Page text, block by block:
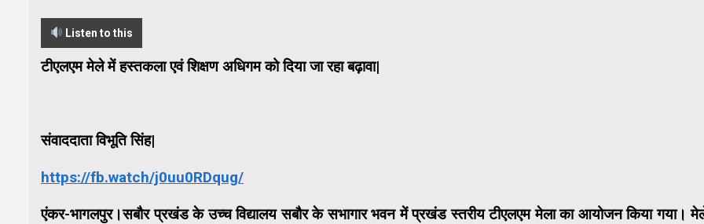
Listen to this
टीएलएम मेले में हस्तकला एवं शिक्षण अधिगम को दिया जा रहा बढ़ावा|
संवाददाता विभूति सिंह|
https://fb.watch/j0uu0RDqug/
एंकर-भागलपुर।सबौर प्रखंड के उच्च विद्यालय सबौर के सभागार भवन में प्रखंड स्तरीय टीएलएम मेला का आयोजन किया गया।